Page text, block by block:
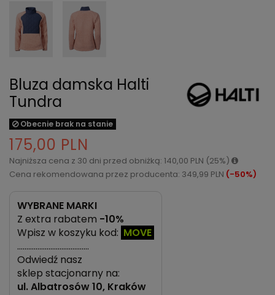
Bluza damska Halti
Tundra
Obecnie brak na stanie
175,00 PLN
Najniższa cena z 30 dni przed obniżką: 140,00 PLN (25%)
Cena rekomendowana przez producenta: 349,99 PLN (-50%)
WYBRANE MARKI
Z extra rabatem -10%
Wpisz w koszyku kod: MOVE
…………………………………
Odwiedź nasz
sklep stacjonarny na:
ul.Albatrosów 10, Kraków